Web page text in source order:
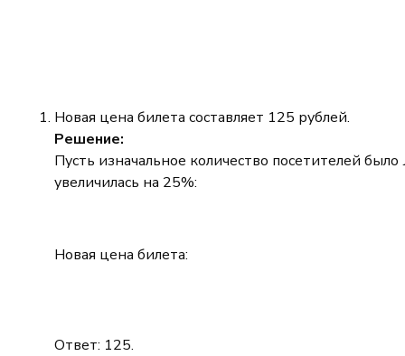
Новая цена билета составляет 125 рублей.
Решение:
Пусть изначальное количество посетителей было
увеличилась на 25%:
Новая цена билета:
Ответ: 125.